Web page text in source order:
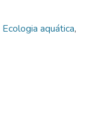
Ecologia aquática,